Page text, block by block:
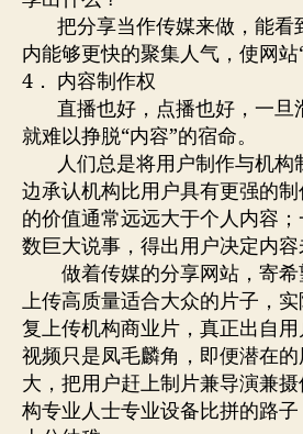
把分享当作传媒来做，能看
内能够更快的聚集人气，使网站
4． 内容制作权
直播也好，点播也好，一旦
就难以挣脱“内容”的宿命。
人们总是将用户制作与机构
边承认机构比用户具有更强的
的价值通常远远大于个人内容
数巨大说事，得出用户决定内容
做着传媒的分享网站，寄希
上传高质量适合大众的片子，
复上传机构商业片，真正出自
视频只是凤毛麟角，即便潜在
大，把用户赶上制片兼导演兼
构专业人士专业设备比拼的路